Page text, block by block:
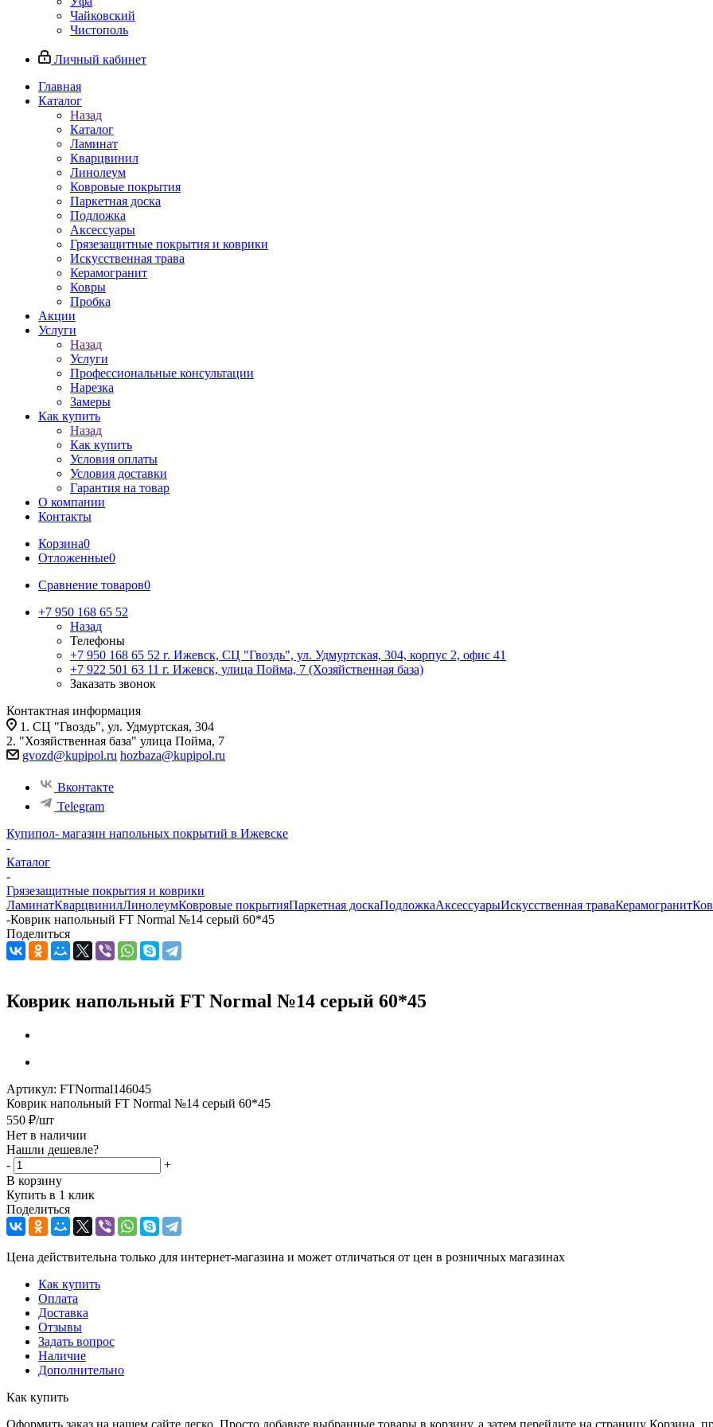
Чайковский
Чистополь
Личный кабинет
Главная
Каталог
Назад
Каталог
Ламинат
Кварцвинил
Линолеум
Ковровые покрытия
Паркетная доска
Подложка
Аксессуары
Грязезащитные покрытия и коврики
Искусственная трава
Керамогранит
Ковры
Пробка
Акции
Услуги
Назад
Услуги
Профессиональные консультации
Нарезка
Замеры
Как купить
Назад
Как купить
Условия оплаты
Условия доставки
Гарантия на товар
О компании
Контакты
Корзина0
Отложенные0
Сравнение товаров0
+7 950 168 65 52
Назад
Телефоны
+7 950 168 65 52 г. Ижевск, СЦ "Гвоздь", ул. Удмуртская, 304, корпус 2, офис 41
+7 922 501 63 11 г. Ижевск, улица Пойма, 7 (Хозяйственная база)
Заказать звонок
Контактная информация
1. СЦ "Гвоздь", ул. Удмуртская, 304
2. "Хозяйственная база" улица Пойма, 7
gvozd@kupipol.ru hozbaza@kupipol.ru
Вконтакте
Telegram
Купипол- магазин напольных покрытий в Ижевске
-
Каталог
-
Грязезащитные покрытия и коврики
ЛаминатКварцвинилЛинолеумКовровые покрытияПаркетная доскаПодложкаАксессуарыИскусственная траваКерамогранит
-Коврик напольный FT Normal №14 серый 60*45
Поделиться
Коврик напольный FT Normal №14 серый 60*45
Артикул: FTNormal146045
Коврик напольный FT Normal №14 серый 60*45
550 ₽/шт
Нет в наличии
Нашли дешевле?
-
+
В корзину
Купить в 1 клик
Поделиться
Цена действительна только для интернет-магазина и может отличаться от цен в розничных магазинах
Как купить
Оплата
Доставка
Отзывы
Задать вопрос
Наличие
Дополнительно
Как купить
Оформить заказ на нашем сайте легко. Просто добавьте выбранные товары в корзину, а затем перейдите на страницу Корзина,